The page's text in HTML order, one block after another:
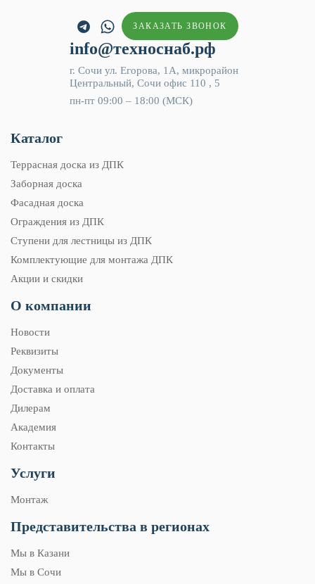
ЗАКАЗАТЬ ЗВОНОК
info@техноснаб.рф
г. Сочи ул. Егорова, 1А, микрорайон
Центральный, Сочи офис 110 , 5
пн-пт 09:00 – 18:00 (МСК)
Каталог
Террасная доска из ДПК
Заборная доска
Фасадная доска
Ограждения из ДПК
Ступени для лестницы из ДПК
Комплектующие для монтажа ДПК
Акции и скидки
О компании
Новости
Реквизиты
Документы
Доставка и оплата
Дилерам
Академия
Контакты
Услуги
Монтаж
Представительства в регионах
Мы в Казани
Мы в Сочи